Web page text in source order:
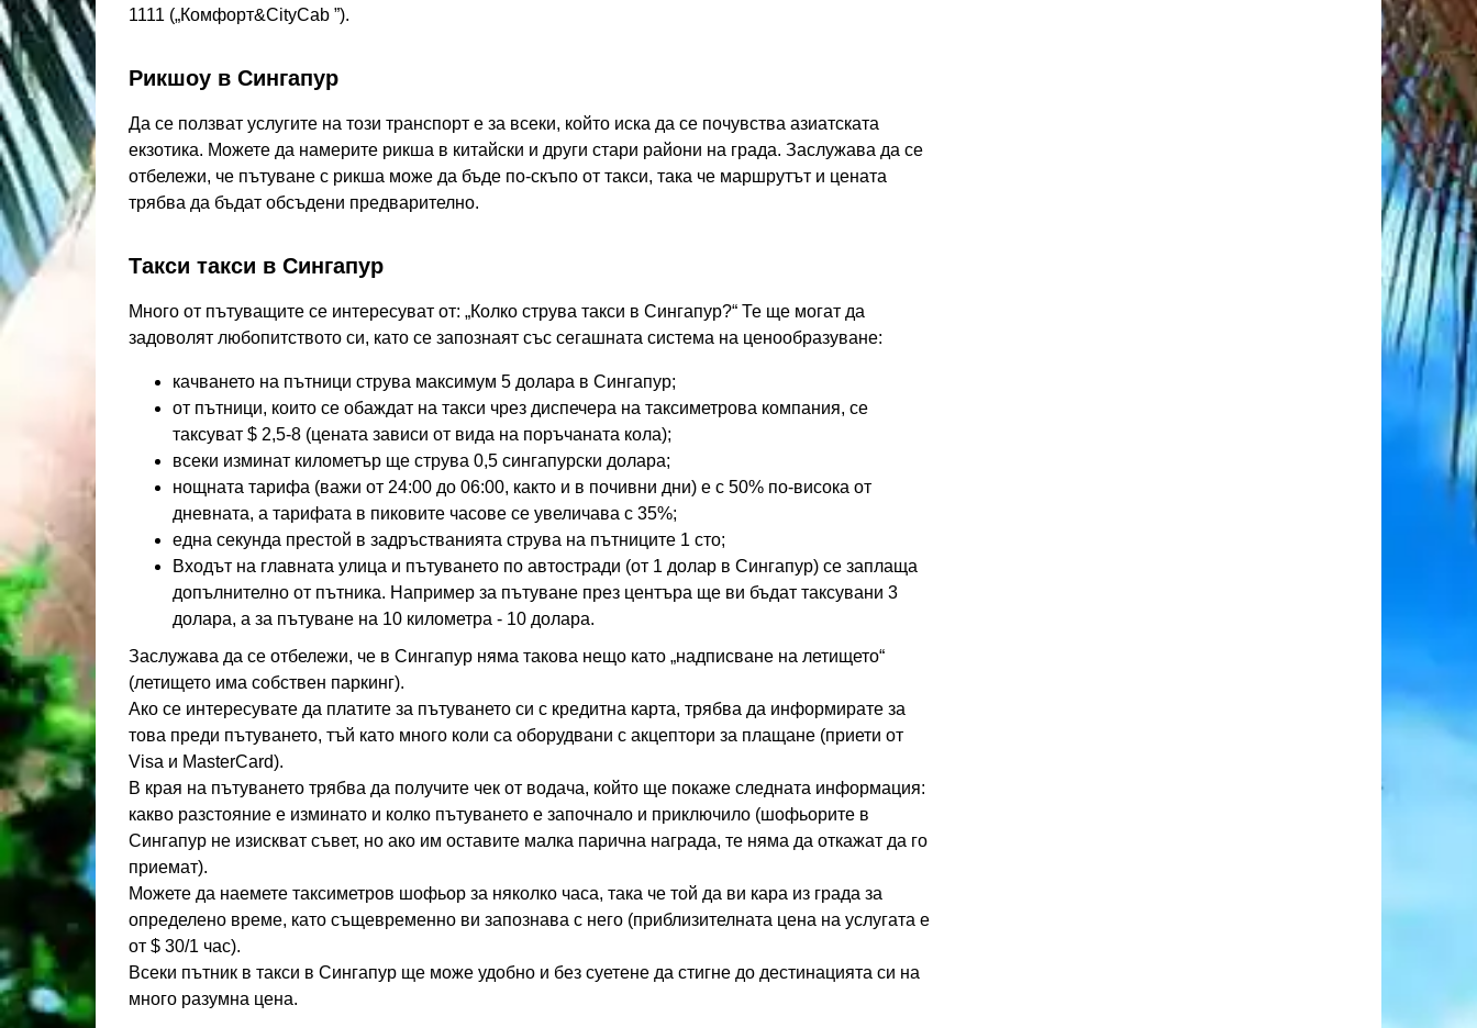
1111 („Комфорт&CityCab ”).
Рикшоу в Сингапур
Да се ​​ползват услугите на този транспорт е за всеки, който иска да се почувства азиатската
екзотика. Можете да намерите рикша в китайски и други стари райони на града. Заслужава да се
отбележи, че пътуване с рикша може да бъде по-скъпо от такси, така че маршрутът и цената
трябва да бъдат обсъдени предварително.
Такси такси в Сингапур
Много от пътуващите се интересуват от: „Колко струва такси в Сингапур?“ Те ще могат да
задоволят любопитството си, като се запознаят със сегашната система на ценообразуване:
качването на пътници струва максимум 5 долара в Сингапур;
от пътници, които се обаждат на такси чрез диспечера на таксиметрова компания, се
таксуват $ 2,5-8 (цената зависи от вида на поръчаната кола);
всеки изминат километър ще струва 0,5 сингапурски долара;
нощната тарифа (важи от 24:00 до 06:00, както и в почивни дни) е с 50% по-висока от
дневната, а тарифата в пиковите часове се увеличава с 35%;
една секунда престой в задръстванията струва на пътниците 1 сто;
Входът на главната улица и пътуването по автостради (от 1 долар в Сингапур) се заплаща
допълнително от пътника. Например за пътуване през центъра ще ви бъдат таксувани 3
долара, а за пътуване на 10 километра - 10 долара.
Заслужава да се отбележи, че в Сингапур няма такова нещо като „надписване на летището“
(летището има собствен паркинг).
Ако се интересувате да платите за пътуването си с кредитна карта, трябва да информирате за
това преди пътуването, тъй като много коли са оборудвани с акцептори за плащане (приети от
Visa и MasterCard).
В края на пътуването трябва да получите чек от водача, който ще покаже следната информация:
какво разстояние е изминато и колко пътуването е започнало и приключило (шофьорите в
Сингапур не изискват съвет, но ако им оставите малка парична награда, те няма да откажат да го
приемат).
Можете да наемете таксиметров шофьор за няколко часа, така че той да ви кара из града за
определено време, като същевременно ви запознава с него (приблизителната цена на услугата е
от $ 30/1 час).
Всеки пътник в такси в Сингапур ще може удобно и без суетене да стигне до дестинацията си на
много разумна цена.